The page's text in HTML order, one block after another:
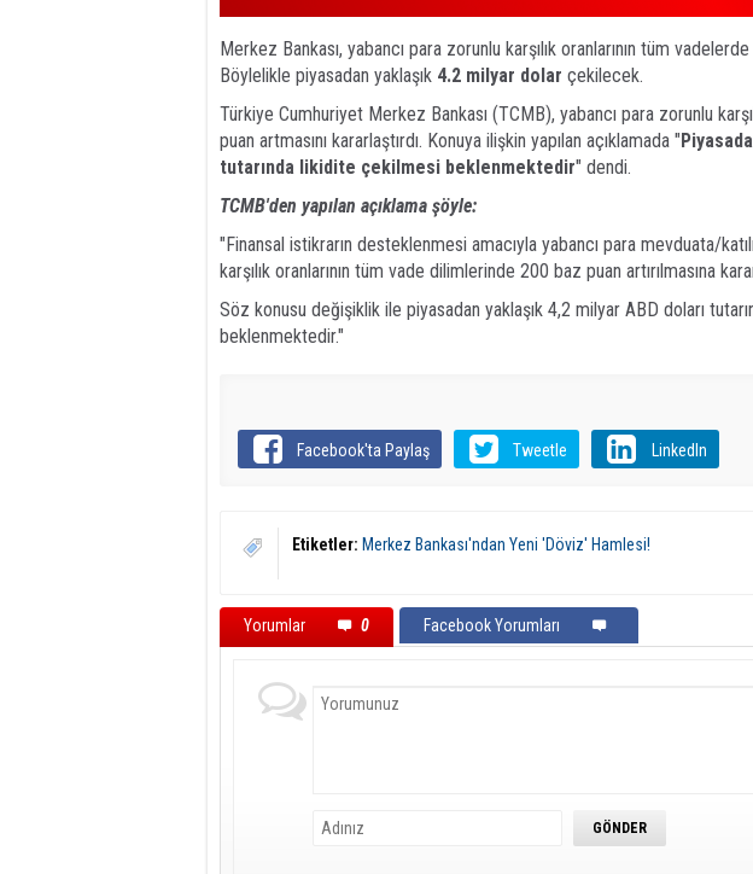
Merkez Bankası, yabancı para zorunlu karşılık oranlarının tüm
Böylelikle piyasadan yaklaşık 4.2 milyar dolar çekilecek.
Türkiye Cumhuriyet Merkez Bankası (TCMB), yabancı para zorunlu
puan artmasını kararlaştırdı. Konuya ilişkin yapılan açıklamada "
tutarında likidite çekilmesi beklenmektedir" dendi.
TCMB'den yapılan açıklama şöyle:
"Finansal istikrarın desteklenmesi amacıyla yabancı para mevduata/
karşılık oranlarının tüm vade dilimlerinde 200 baz puan artırılmasına
Söz konusu değişiklik ile piyasadan yaklaşık 4,2 milyar ABD doları
beklenmektedir."
Facebook'ta Paylaş Tweetle LinkedIn
Etiketler: Merkez Bankası'ndan Yeni 'Döviz' Hamlesi!
Yorumlar 0 Facebook Yorumları